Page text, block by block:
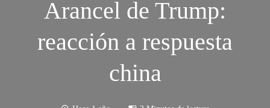
Arancel de Trump:
reacción a respuesta
china